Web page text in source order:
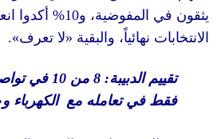
و10%
أكدوا انعدام
والبقية«لا تعرف».
الدبيبة: 8 من10 في تواصله مع
تعامله مع الكهرباء و« كورونا»